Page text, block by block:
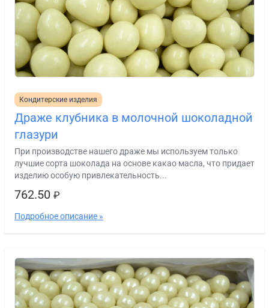
Кондитерские изделия
Драже клубника в молочной шоколадной
глазури
При производстве нашего драже мы используем только
лучшие сорта шоколада на основе какао масла, что придает
изделию особую привлекательность...
762.50 ₽
Подробное описание »